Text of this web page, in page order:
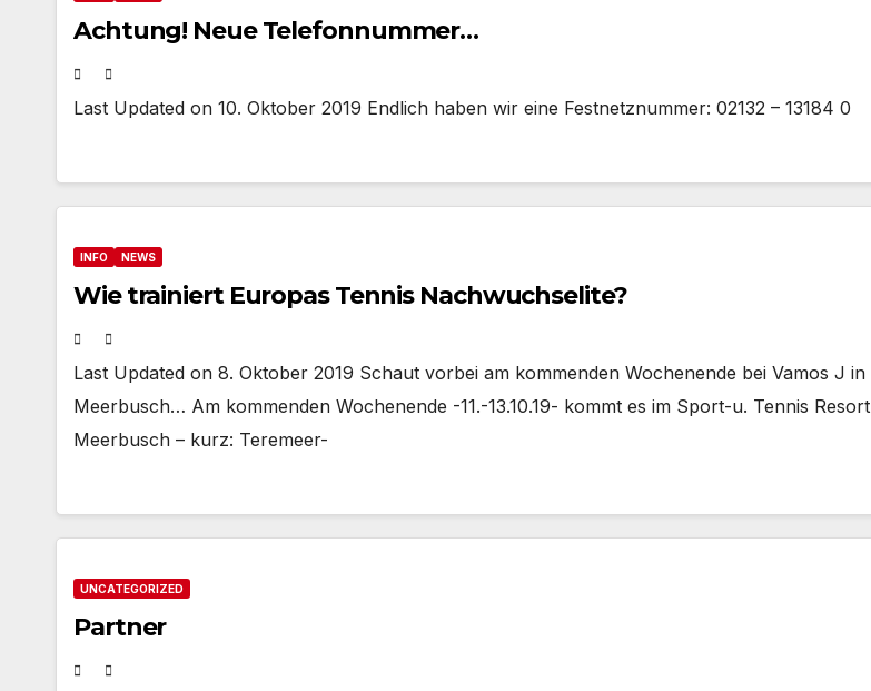
Achtung! Neue Telefonnummer…
Last Updated on 10. Oktober 2019 Endlich haben wir eine Festnetznummer: 02132 – 13184 0
INFO NEWS
Wie trainiert Europas Tennis Nachwuchselite?
Last Updated on 8. Oktober 2019 Schaut vorbei am kommenden Wochenende bei Vamos J in
Meerbusch… Am kommenden Wochenende -11.-13.10.19- kommt es im Sport-u. Tennis Resort
Meerbusch – kurz: Teremeer-
UNCATEGORIZED
Partner